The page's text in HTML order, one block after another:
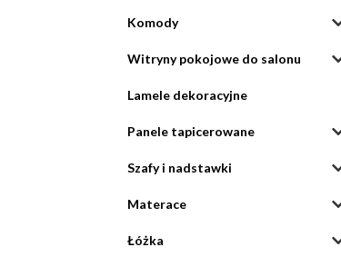
Komody
Witryny pokojowe do salonu
Lamele dekoracyjne
Panele tapicerowane
Szafy i nadstawki
Materace
Łóżka